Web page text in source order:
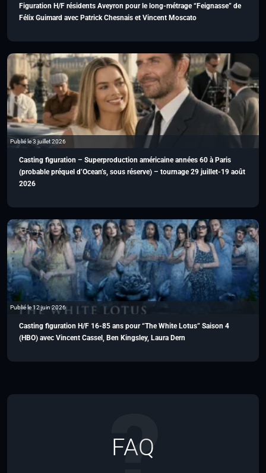
Figuration H/F résidents Aveyron pour le long-métrage “Feignasse” de
Félix Guimard avec Patrick Chesnais et Vincent Moscato
Publié le 3 juillet 2026
Casting figuration – Superproduction américaine années 60 à Paris
(probable préquel d’Ocean’s, sous réserve) – tournage 29 juillet-19 août
2026
Publié le 12 juin 2026
Casting figuration H/F 16-85 ans pour “The White Lotus” Saison 4
(HBO) avec Vincent Cassel, Ben Kingsley, Laura Dern
FAQ